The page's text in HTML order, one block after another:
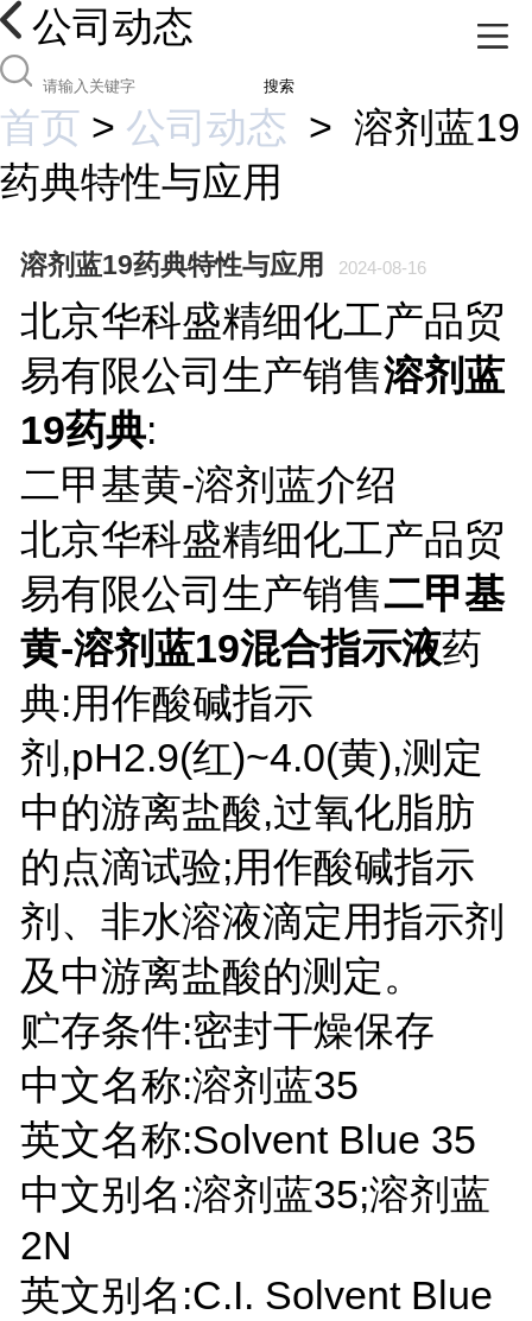
公司动态
搜索
首页 > 公司动态 > 溶剂蓝19
药典特性与应用
溶剂蓝19药典特性与应用 2024-08-16
北京华科盛精细化工产品贸
易有限公司生产销售溶剂蓝
19药典:
二甲基黄-溶剂蓝介绍
北京华科盛精细化工产品贸
易有限公司生产销售二甲基
黄-溶剂蓝19混合指示液药
典:用作酸碱指示
剂,pH2.9(红)~4.0(黄),测定
中的游离盐酸,过氧化脂肪
的点滴试验;用作酸碱指示
剂、非水溶液滴定用指示剂
及中游离盐酸的测定。
贮存条件:密封干燥保存
中文名称:溶剂蓝35
英文名称:Solvent Blue 35
中文别名:溶剂蓝35;溶剂蓝
2N
英文别名:C.I. Solvent Blue